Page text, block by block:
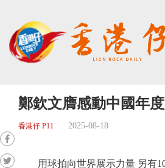
鄭欽文膺感動中國年
香港仔 P11 2025-08-18
用球拍向世界展示力量 另有